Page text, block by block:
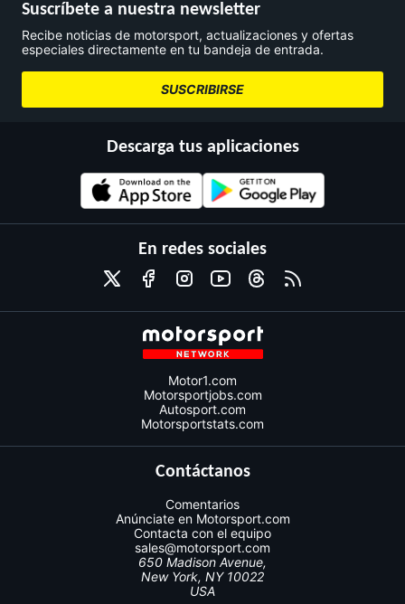
Suscríbete a nuestra newsletter
Recibe noticias de motorsport, actualizaciones y ofertas
especiales directamente en tu bandeja de entrada.
SUSCRIBIRSE
Descarga tus aplicaciones
En redes sociales
Motor1.com
Motorsportjobs.com
Autosport.com
Motorsportstats.com
Contáctanos
Comentarios
Anúnciate en Motorsport.com
Contacta con el equipo
sales@motorsport.com
650 Madison Avenue,
New York, NY 10022
USA